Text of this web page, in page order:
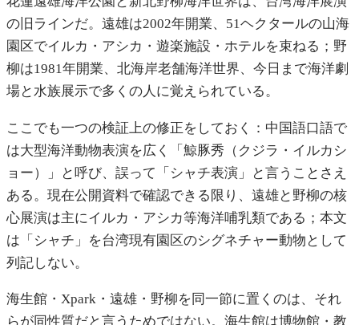
の旧ラインだ。遠雄は2002年開業、51ヘクタールの山海
園区でイルカ・アシカ・遊楽施設・ホテルを束ねる；野
柳は1981年開業、北海岸老舗海洋世界、今日まで海洋劇
場と水族展示で多くの人に覚えられている。
ここでも一つの検証上の修正をしておく：中国語口語で
は大型海洋動物表演を広く「鯨豚秀（クジラ・イルカシ
ョー）」と呼び、誤って「シャチ表演」と言うことさえ
ある。現在公開資料で確認できる限り、遠雄と野柳の核
心展演は主にイルカ・アシカ等海洋哺乳類である；本文
は「シャチ」を台湾現有園区のシグネチャー動物として
列記しない。
海生館・Xpark・遠雄・野柳を同一節に置くのは、それ
らが同性質だと言うためではない。海生館は博物館・教